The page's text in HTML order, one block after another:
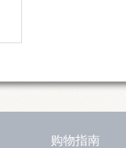
购物指南